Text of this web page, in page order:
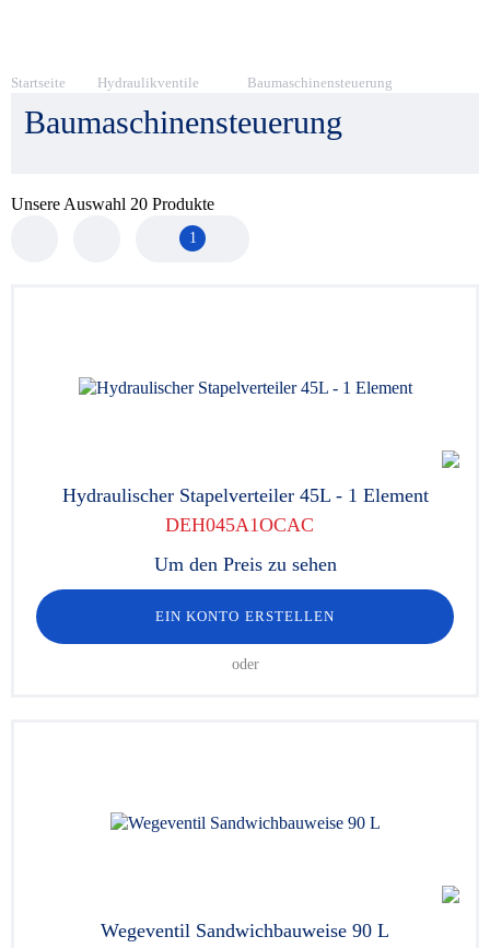
Startseite Hydraulikventile Baumaschinensteuerung
Baumaschinensteuerung
Unsere Auswahl 20 Produkte
1
Hydraulischer Stapelverteiler 45L - 1 Element
DEH045A1OCAC
Um den Preis zu sehen
EIN KONTO ERSTELLEN
oder
Wegeventil Sandwichbauweise 90 L